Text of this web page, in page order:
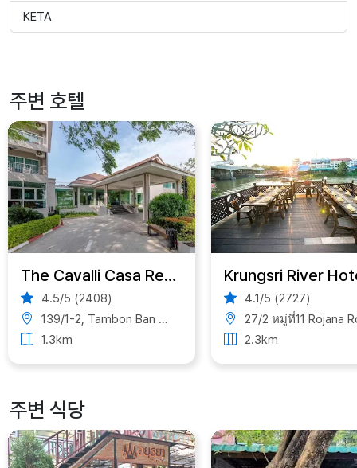
KETA
주변 호텔
The Cavalli Casa Resort
4.5/5 (2408)
139/1-2, Tambon Ban Ko, Amphoe Phra Nakhon Si Ayutthaya, Chang Wat Phra Nakhon Si Ayutthaya 13000, Thailand
1.3km
Krungsri River
4.1/5 (2727)
27/2 หมู่ที่11 Rojana Rd, Tambon Kamang, Amphoe Phra Nakhon Si Ayutthaya, Chang Wat Phra Nakhon Si Ayutthaya 13000,
2.3km
주변 식당